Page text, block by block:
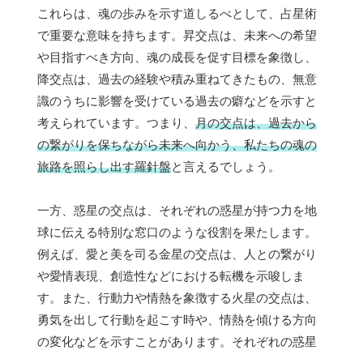
これらは、魂の歩みを示す道しるべとして、占星術
で重要な意味を持ちます。昇交点は、未来への希望
や目指すべき方向、魂の成長を促す目標を象徴し、
降交点は、過去の経験や積み重ねてきたもの、無意
識のうちに影響を受けている過去の癖などを示すと
考えられています。つまり、 月の交点は、過去から
の繋がりを保ちながら未来へ向かう、私たちの魂の
旅路を照らし出す羅針盤と言えるでしょう。
一方、惑星の交点は、それぞれの惑星が持つ力を地
球に伝える特別な窓口のような役割を果たします。
例えば、愛と美を司る金星の交点は、人との繋がり
や愛情表現、創造性などにおける転機を示唆しま
す。また、行動力や情熱を象徴する火星の交点は、
勇気を出して行動を起こす時や、情熱を傾ける方向
の変化などを示すことがあります。それぞれの惑星